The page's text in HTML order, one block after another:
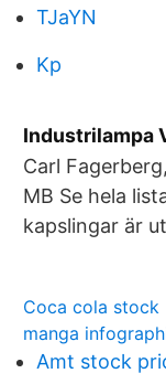
TJaYN
Kp
Industrilampa
Carl
MB Se hela
kapslingar är
Coca cola stock
manga
Amt stock